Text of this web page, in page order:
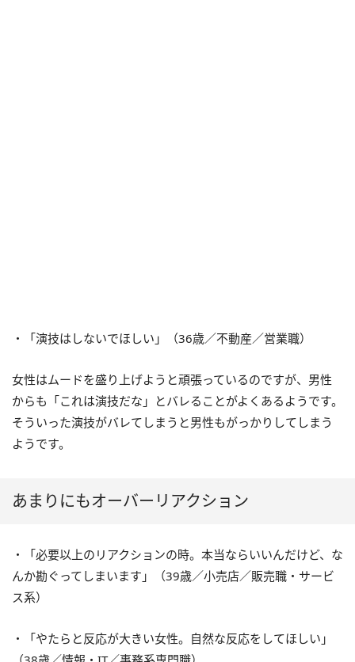
・「演技はしないでほしい」（36歳／不動産／営業職）
女性はムードを盛り上げようと頑張っているのですが、男性
からも「これは演技だな」とバレることがよくあるようです。
そういった演技がバレてしまうと男性もがっかりしてしまう
ようです。
あまりにもオーバーリアクション
・「必要以上のリアクションの時。本当ならいいんだけど、な
んか勘ぐってしまいます」（39歳／小売店／販売職・サービ
ス系）
・「やたらと反応が大きい女性。自然な反応をしてほしい」